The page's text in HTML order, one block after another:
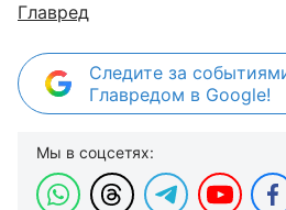
Главред
Следите за
Главредом в Google!
Мы в соцсетях: